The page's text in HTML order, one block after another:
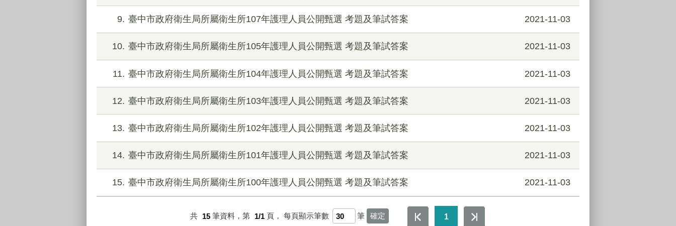
9 臺中市政府衛生局所屬衛生所107年護理人員公開甄選 考題及筆試答案 2021-11-03
10 臺中市政府衛生局所屬衛生所105年護理人員公開甄選 考題及筆試答案 2021-11-03
11 臺中市政府衛生局所屬衛生所104年護理人員公開甄選 考題及筆試答案 2021-11-03
12 臺中市政府衛生局所屬衛生所103年護理人員公開甄選 考題及筆試答案 2021-11-03
13 臺中市政府衛生局所屬衛生所102年護理人員公開甄選 考題及筆試答案 2021-11-03
14 臺中市政府衛生局所屬衛生所101年護理人員公開甄選 考題及筆試答案 2021-11-03
15 臺中市政府衛生局所屬衛生所100年護理人員公開甄選 考題及筆試答案 2021-11-03
共 15 筆資料，第 1/1 頁， 每頁顯示筆數 筆 1